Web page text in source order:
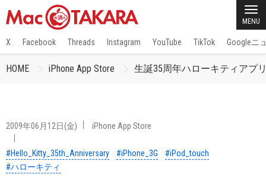
MENU
X Facebook Threads Instagram YouTube TikTok Googleニ
HOME iPhone App Store 生誕35周年ハローキティアプ
2009年06月12日(金) iPhone App Store
#Hello_Kitty_35th_Anniversary #iPhone_3G
#iPod_touch
#ハローキティ